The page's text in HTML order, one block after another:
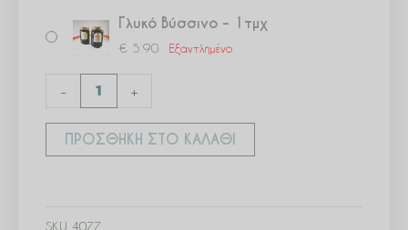
Γλυκό Βύσσινο – 1τμχ
€ 5.90 Εξαντλημένο
-
ποσότητα
+
ΠΡΟΣΘΉΚΗ ΣΤΟ ΚΑΛΆΘΙ
SKU 4077